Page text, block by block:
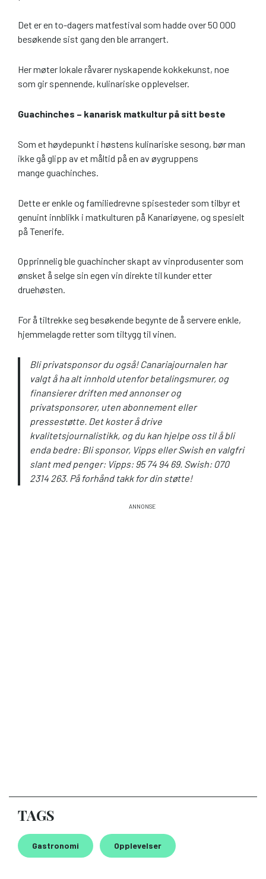
Det er en to-dagers matfestival som hadde over 50 000
besøkende sist gang den ble arrangert.
Her møter lokale råvarer nyskapende kokkekunst, noe
som gir spennende, kulinariske opplevelser.
Guachinches – kanarisk matkultur på sitt beste
Som et høydepunkt i høstens kulinariske sesong, bør man
ikke gå glipp av et måltid på en av øygruppens
mange guachinches.
Dette er enkle og familiedrevne spisesteder som tilbyr et
genuint innblikk i matkulturen på Kanariøyene, og spesielt
på Tenerife.
Opprinnelig ble guachincher skapt av vinprodusenter som
ønsket å selge sin egen vin direkte til kunder etter
druehøsten.
For å tiltrekke seg besøkende begynte de å servere enkle,
hjemmelagde retter som tiltygg til vinen.
Bli privatsponsor du også! Canariajournalen har
valgt å ha alt innhold utenfor betalingsmurer, og
finansierer driften med annonser og
privatsponsorer, uten abonnement eller
pressestøtte. Det koster å drive
kvalitetsjournalistikk, og du kan hjelpe oss til å bli
enda bedre: Bli sponsor, Vipps eller Swish en valgfri
slant med penger: Vipps: 95 74 94 69. Swish: 070
2314 263. På forhånd takk for din støtte!
TAGS
Gastronomi Opplevelser